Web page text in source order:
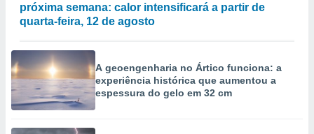
ou aceder
num
para
próxima semana: calor intensificará a partir de
quarta-feira, 12 de agosto
A geoengenharia no Ártico funciona: a
experiência histórica que aumentou a
espessura do gelo em 32 cm